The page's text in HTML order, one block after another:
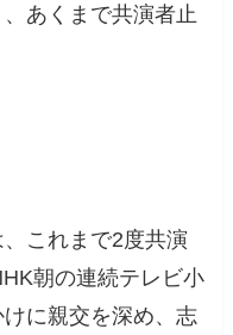
あくまで共演者止
これまで2度共演
朝の連続テレビ小
に親交を深め、志